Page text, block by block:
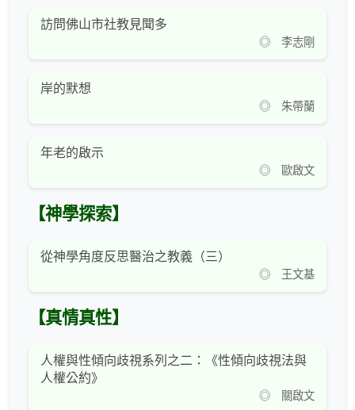
訪問佛山市社教見聞多
◎ 李志剛
岸的默想
◎ 朱帶蘭
年老的啟示
◎ 歐啟文
【神學探索】
從神學角度反思醫治之教義（三）
◎ 王文基
【真情真性】
人權與性傾向歧視系列之二：《性傾向歧視法與
人權公約》
◎ 關啟文